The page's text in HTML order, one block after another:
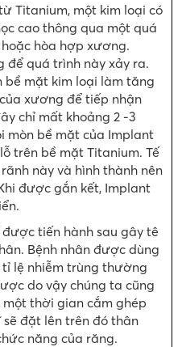
Titanium, một kim loại có
cao thông qua một quá
hòa hợp xương.
để quá trình này xảy ra.
bề mặt kim loại làm tăng
xương để tiếp nhận
chỉ mất khoảng 2 -3
mòn bề mặt của Implant
trên bề mặt Titanium. Tế
này và hình thành nên
được gắn kết, Implant
tiến hành sau gây tê
Bệnh nhân được dùng
lệ nhiễm trùng thường
do vậy chúng ta cũng
một thời gian cắm ghép
sẽ đặt lên trên đó thân
năng của răng.